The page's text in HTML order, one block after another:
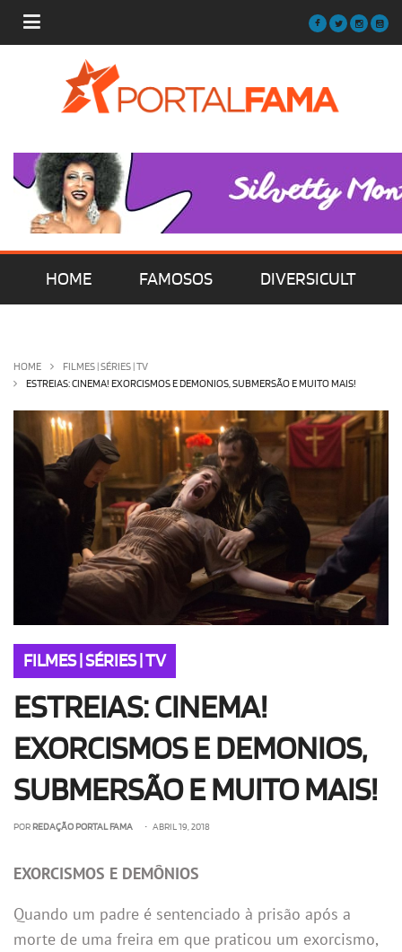
HOME FAMOSOS DIVERSICULT
OLHA ISSO! EU QUERO!
HOME
FILMES | SÉRIES | TV
ESTREIAS: CINEMA! EXORCISMOS E DEMONIOS, SUBMERSÃO E MUITO MAIS!
FILMES | SÉRIES | TV
ESTREIAS: CINEMA!
EXORCISMOS E DEMONIOS,
SUBMERSÃO E MUITO MAIS!
POR REDAÇÃO PORTAL FAMA • ABRIL 19, 2018
EXORCISMOS E DEMÔNIOS
Quando um padre é sentenciado à prisão após a
morte de uma freira em que praticou um exorcismo,